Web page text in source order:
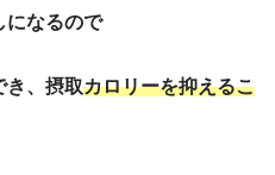
になるので
き、摂取カロリーを抑えるこ